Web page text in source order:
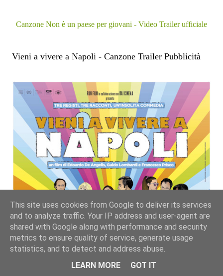
Canzone Non è un paese per giovani - Video Trailer ufficiale
Vieni a vivere a Napoli - Canzone Trailer Pubblicità
This site uses cookies from Google to deliver its services
and to analyze traffic. Your IP address and user-agent are
shared with Google along with performance and security
metrics to ensure quality of service, generate usage
statistics, and to detect and address abuse.
LEARN MORE
GOT IT